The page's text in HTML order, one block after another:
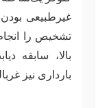
بالا، سابقه
بارداری نیز